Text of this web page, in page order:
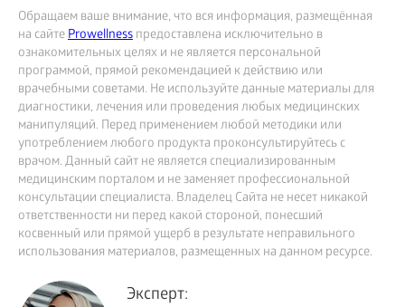
Обращаем ваше внимание, что вся информация, размещённая
на сайтеProwellness предоставлена исключительно в
ознакомительных целях и не является персональной
программой, прямой рекомендацией к действию или
врачебными советами. Не используйте данные материалы для
диагностики, лечения или проведения любых медицинских
манипуляций. Перед применением любой методики или
употреблением любого продукта проконсультируйтесь с
врачом. Данный сайт не является специализированным
медицинским порталом и не заменяет профессиональной
консультации специалиста. Владелец Сайта не несет никакой
ответственности ни перед какой стороной, понесший
косвенный или прямой ущерб в результате неправильного
использования материалов, размещенных на данном ресурсе.
Эксперт: